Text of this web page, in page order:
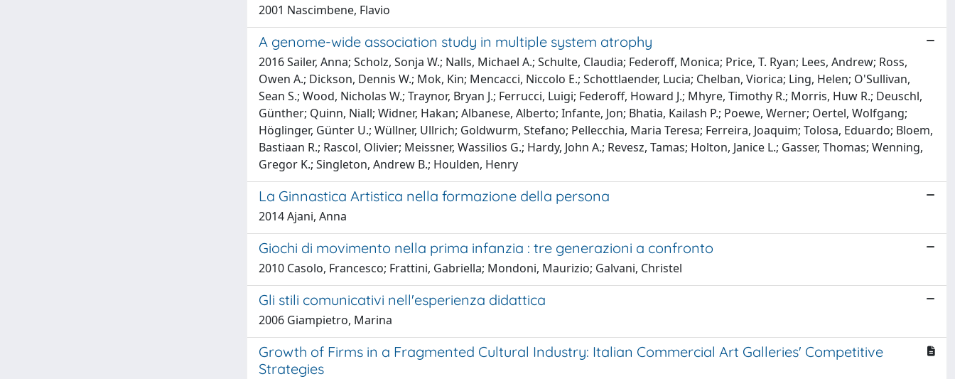
2001 Nascimbene, Flavio
A genome-wide association study in multiple system atrophy
2016 Sailer, Anna; Scholz, Sonja W.; Nalls, Michael A.; Schulte, Claudia; Federoff, Monica; Price, T. Ryan; Lees, Andrew; Ross,
Owen A.; Dickson, Dennis W.; Mok, Kin; Mencacci, Niccolo E.; Schottlaender, Lucia; Chelban, Viorica; Ling, Helen; O'Sullivan,
Sean S.; Wood, Nicholas W.; Traynor, Bryan J.; Ferrucci, Luigi; Federoff, Howard J.; Mhyre, Timothy R.; Morris, Huw R.; Deuschl,
Günther; Quinn, Niall; Widner, Hakan; Albanese, Alberto; Infante, Jon; Bhatia, Kailash P.; Poewe, Werner; Oertel, Wolfgang;
Höglinger, Günter U.; Wüllner, Ullrich; Goldwurm, Stefano; Pellecchia, Maria Teresa; Ferreira, Joaquim; Tolosa, Eduardo; Bloem,
Bastiaan R.; Rascol, Olivier; Meissner, Wassilios G.; Hardy, John A.; Revesz, Tamas; Holton, Janice L.; Gasser, Thomas; Wenning,
Gregor K.; Singleton, Andrew B.; Houlden, Henry
La Ginnastica Artistica nella formazione della persona
2014 Ajani, Anna
Giochi di movimento nella prima infanzia : tre generazioni a confronto
2010 Casolo, Francesco; Frattini, Gabriella; Mondoni, Maurizio; Galvani, Christel
Gli stili comunicativi nell'esperienza didattica
2006 Giampietro, Marina
Growth of Firms in a Fragmented Cultural Industry: Italian Commercial Art Galleries' Competitive
Strategies